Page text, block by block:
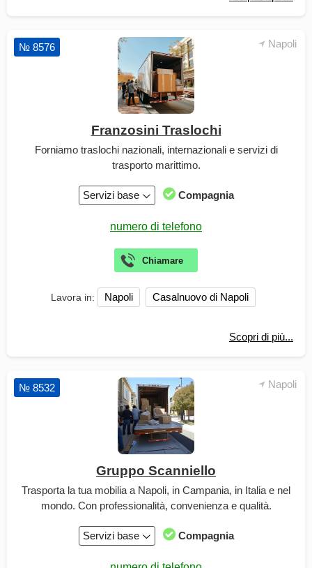
Napoli
№ 8576
Franzosini Traslochi
Forniamo traslochi nazionali, internazionali e servizi di
trasporto marittimo.
Servizi base Compagnia
Lavora in: Napoli Casalnuovo di Napoli
Scopri di più...
Napoli
№ 8532
Gruppo Scanniello
Trasporta la tua mobilia a Napoli, in Campania, in Italia e nel
mondo. Con professionalità, convenienza e qualità.
Servizi base Compagnia